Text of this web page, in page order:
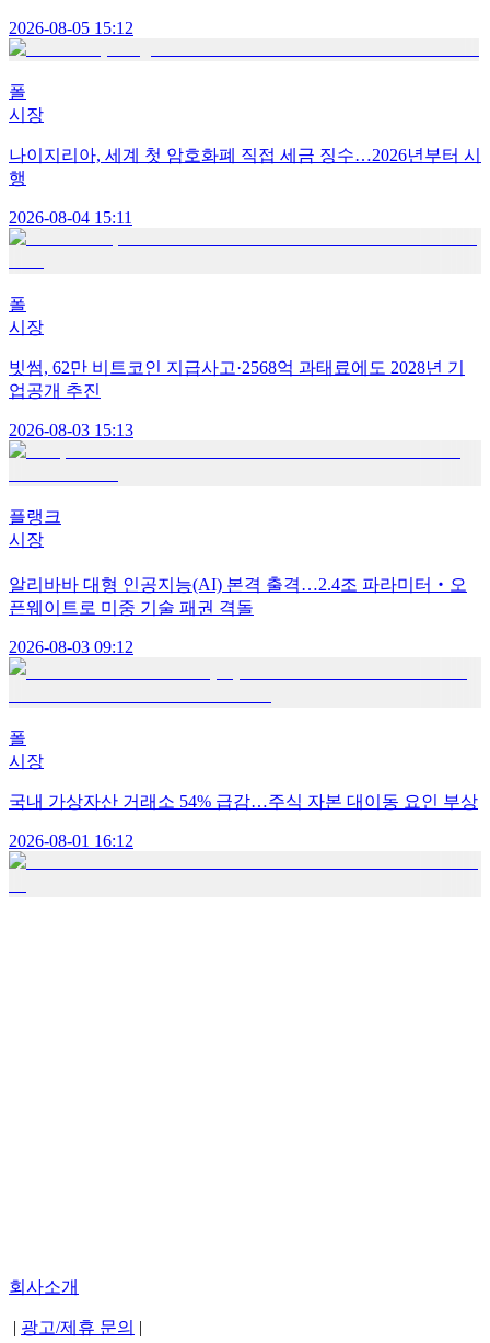
2026-08-05 15:12
폴
시장
나이지리아, 세계 첫 암호화폐 직접 세금 징수…2026년부터 시
행
2026-08-04 15:11
폴
시장
빗썸, 62만 비트코인 지급사고·2568억 과태료에도 2028년 기
업공개 추진
2026-08-03 15:13
플랭크
시장
알리바바 대형 인공지능(AI) 본격 출격…2.4조 파라미터‧오
픈웨이트로 미중 기술 패권 격돌
2026-08-03 09:12
폴
시장
국내 가상자산 거래소 54% 급감…주식 자본 대이동 요인 부상
2026-08-01 16:12
회사소개
광고/제휴 문의